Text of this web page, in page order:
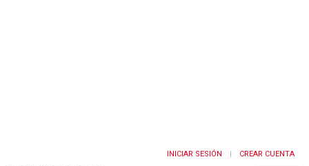
INICIAR SESIÓN CREAR CUENTA